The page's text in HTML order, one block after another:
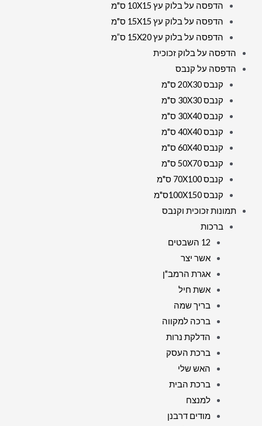
הדפסה על בלוק עץ 10X15 ס"מ
הדפסה על בלוק עץ 15X15 ס"מ
הדפסה על בלוק עץ 15X20 ס”מ
הדפסה על בלוק זכוכית
הדפסה על קנבס
קנבס 20X30 ס"מ
קנבס 30X30 ס"מ
קנבס 30X40 ס"מ
קנבס 40X40 ס"מ
קנבס 60X40 ס"מ
קנבס 50X70 ס"מ
קנבס 70X100 ס"מ
קנבס 100X150ס"מ
תמונות זכוכית וקנבס
ברכות
12 השבטים
אשר יצר
אגרת הרמב"ן
אשת חיל
בריך שמה
ברכה למקווה
הדלקת נרות
ברכת העסק
האש שלי
ברכת הבית
למנצח
מודים דרבנן
זכוכית
מחוסמת